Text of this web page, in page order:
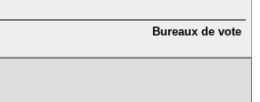
Bureaux de vote